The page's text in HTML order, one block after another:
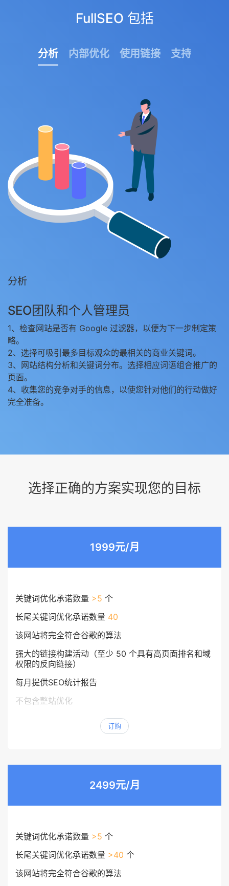
FullSEO 包括
分析 内部优化 使用链接 支持
分析
SEO团队和个人管理员
1、检查网站是否有 Google 过滤器，以便为下一步制定策
略。
2、选择可吸引最多目标观众的最相关的商业关键词。
3、网站结构分析和关键词分布。选择相应词语组合推广的
页面。
4、收集您的竞争对手的信息，以使您针对他们的行动做好
完全准备。
选择正确的方案实现您的目标
1999元/月
关键词优化承诺数量 >5 个
长尾关键词优化承诺数量 40
该网站将完全符合谷歌的算法
强大的链接构建活动（至少 50 个具有高页面排名和域
权限的反向链接）
每月提供SEO统计报告
不包含整站优化
订购
2499元/月
关键词优化承诺数量 >5 个
长尾关键词优化承诺数量 >40 个
该网站将完全符合谷歌的算法